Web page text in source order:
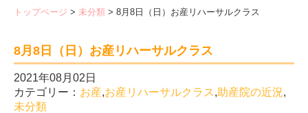
トップページ > 未分類 > 8月8日（日）お産リハーサルクラス
8月8日（日）お産リハーサルクラス
2021年08月02日
カテゴリー： お産,お産リハーサルクラス,助産院の近況,
未分類